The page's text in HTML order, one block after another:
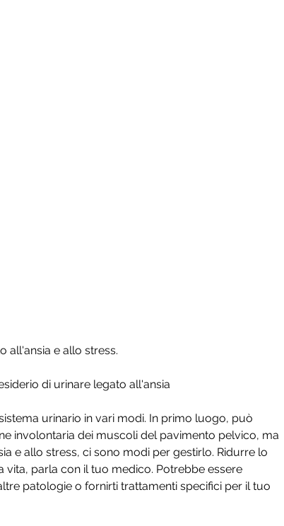
all'ansia e allo stress.
di urinare legato all'ansia
urinario in vari modi. In primo luogo, può
involontaria dei muscoli del pavimento pelvico, ma
e allo stress, ci sono modi per gestirlo. Ridurre lo
vita, parla con il tuo medico. Potrebbe essere
patologie o fornirti trattamenti specifici per il tuo